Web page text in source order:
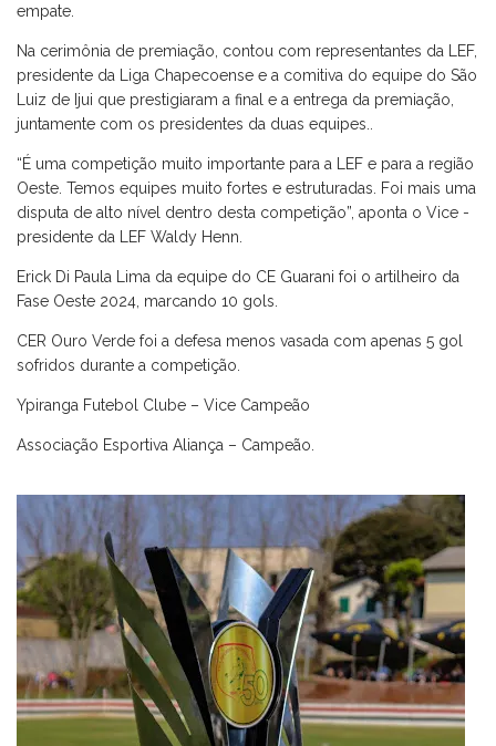
empate.
Na cerimônia de premiação, contou com representantes da LEF,
presidente da Liga Chapecoense e a comitiva do equipe do São
Luiz de Ijui que prestigiaram a final e a entrega da premiação,
juntamente com os presidentes da duas equipes..
“É uma competição muito importante para a LEF e para a região
Oeste. Temos equipes muito fortes e estruturadas. Foi mais uma
disputa de alto nível dentro desta competição”, aponta o Vice -
presidente da LEF Waldy Henn.
Erick Di Paula Lima da equipe do CE Guarani foi o artilheiro da
Fase Oeste 2024, marcando 10 gols.
CER Ouro Verde foi a defesa menos vasada com apenas 5 gol
sofridos durante a competição.
Ypiranga Futebol Clube – Vice Campeão
Associação Esportiva Aliança – Campeão.